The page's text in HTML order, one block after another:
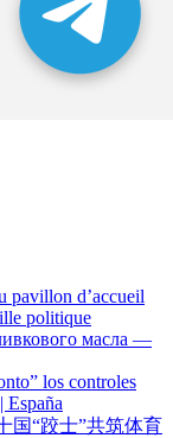
pavillon d’accueil
politique
масла —
los controles
España
国“跤士”共筑体育